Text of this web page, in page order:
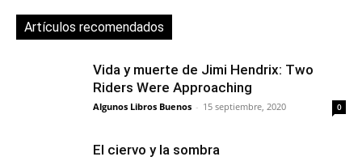
Artículos recomendados
Vida y muerte de Jimi Hendrix: Two
Riders Were Approaching
Algunos Libros Buenos - 15 septiembre, 2020 0
El ciervo y la sombra